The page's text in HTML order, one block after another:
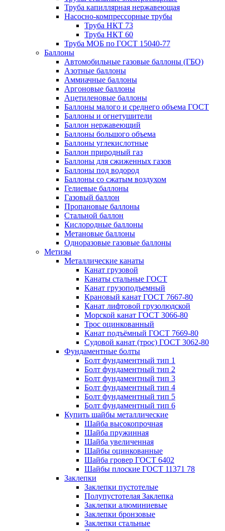
Труба капиллярная нержавеющая
Насосно-компрессорные трубы
Труба НКТ 73
Труба НКТ 60
Труба МОБ по ГОСТ 15040-77
Баллоны
Автомобильные газовые баллоны (ГБО)
Азотные баллоны
Аммиачные баллоны
Аргоновые баллоны
Ацетиленовые баллоны
Баллоны малого и среднего объема ГОСТ
Баллоны и огнетушители
Баллон нержавеющий
Баллоны большого объема
Баллоны углекислотные
Баллон природный газ
Баллоны для сжиженных газов
Баллоны под водород
Баллоны со сжатым воздухом
Гелиевые баллоны
Газовый баллон
Пропановые баллоны
Стальной баллон
Кислородные баллоны
Метановые баллоны
Одноразовые газовые баллоны
Метизы
Металлические канаты
Канат грузовой
Канаты стальные ГОСТ
Канат грузоподъемный
Крановый канат ГОСТ 7667-80
Канат лифтовой грузолюдской
Морской канат ГОСТ 3066-80
Трос оцинкованный
Канат подъёмный ГОСТ 7669-80
Судовой канат (трос) ГОСТ 3062-80
Фундаментные болты
Болт фундаментный тип 1
Болт фундаментный тип 2
Болт фундаментный тип 3
Болт фундаментный тип 4
Болт фундаментный тип 5
Болт фундаментный тип 6
Купить шайбы металлические
Шайба высокопрочная
Шайба пружинная
Шайба увеличенная
Шайбы оцинкованные
Шайба гровер ГОСТ 6402
Шайбы плоские ГОСТ 11371 78
Заклепки
Заклепки пустотелые
Полупустотелая Заклепка
Заклепки алюминиевые
Заклепки бронзовые
Заклепки стальные